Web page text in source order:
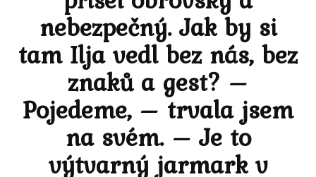
nebezpečný. Jak by si
tam Ilja vedl bez nás, bez
znaků a gest? –
Pojedeme, – trvala jsem
na svém. – Je to
výtvarný jarmark v